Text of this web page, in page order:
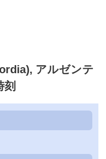
アルゼンテ
刻